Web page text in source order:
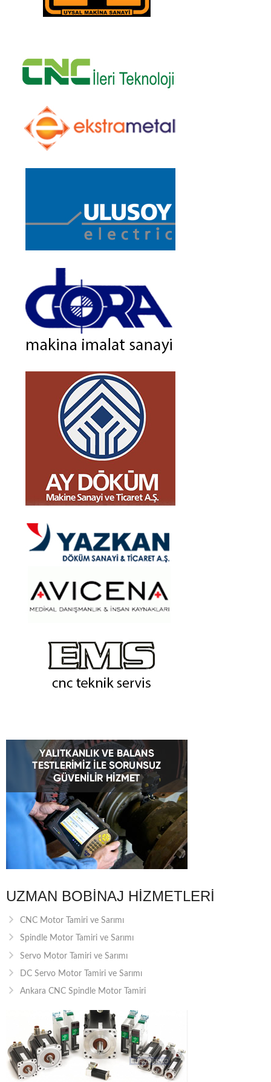
UZMAN BOBINAJ HIZMETLERI
CNC Motor Tamiri ve Sarımı
Spindle Motor Tamiri ve Sarımı
Servo Motor Tamiri ve Sarımı
DC Servo Motor Tamiri ve Sarımı
Ankara CNC Spindle Motor Tamiri